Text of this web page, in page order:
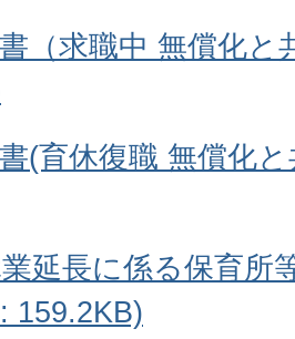
（求職中 無償化
(育休復職 無償化
延長に係る保育所
159.2KB)